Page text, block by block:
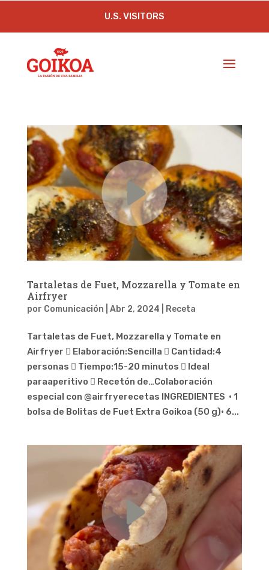
U.S. VISITORS
Tartaletas de Fuet, Mozzarella y Tomate en
Airfryer
por Comunicación Abr 2, 2024 Receta
Tartaletas de Fuet, Mozzarella y Tomate en
Airfryer  Elaboración:Sencilla  Cantidad:4
personas  Tiempo:15-20 minutos  Ideal
paraaperitivo  Recetón de…Colaboración
especial con @airfryerecetas INGREDIENTES · 1
bolsa de Bolitas de Fuet Extra Goikoa (50 g)· 6...